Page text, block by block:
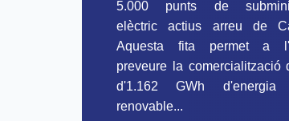
5.000 punts de
elèctric actius arreu de
Aquesta fita permet a
preveure la comercialització
d'1.162 GWh d'energia
renovable...